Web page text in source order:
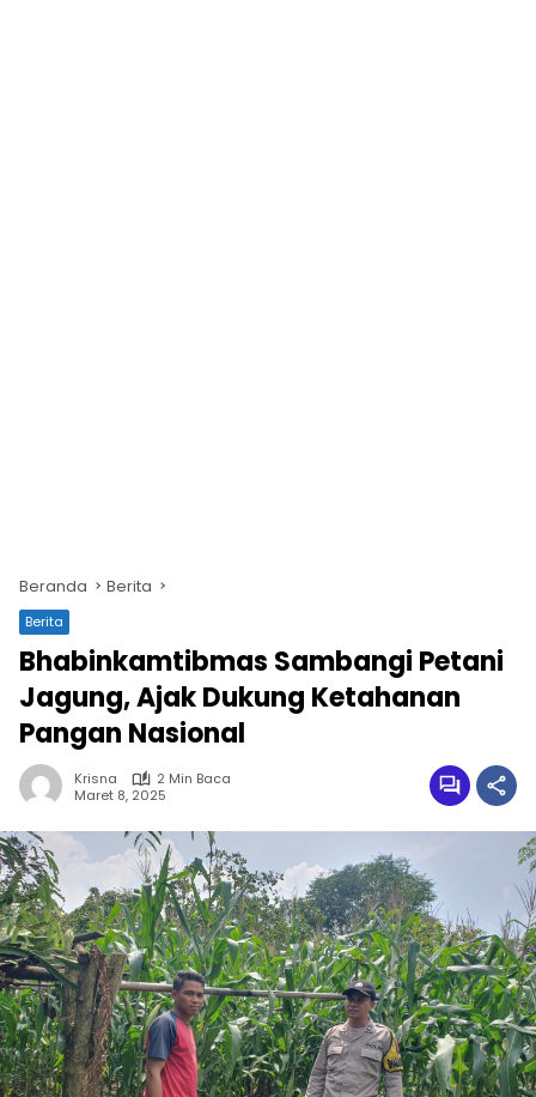
Beranda Berita
Berita
Bhabinkamtibmas Sambangi Petani
Jagung, Ajak Dukung Ketahanan
Pangan Nasional
Krisna
2 Min Baca
Maret 8, 2025